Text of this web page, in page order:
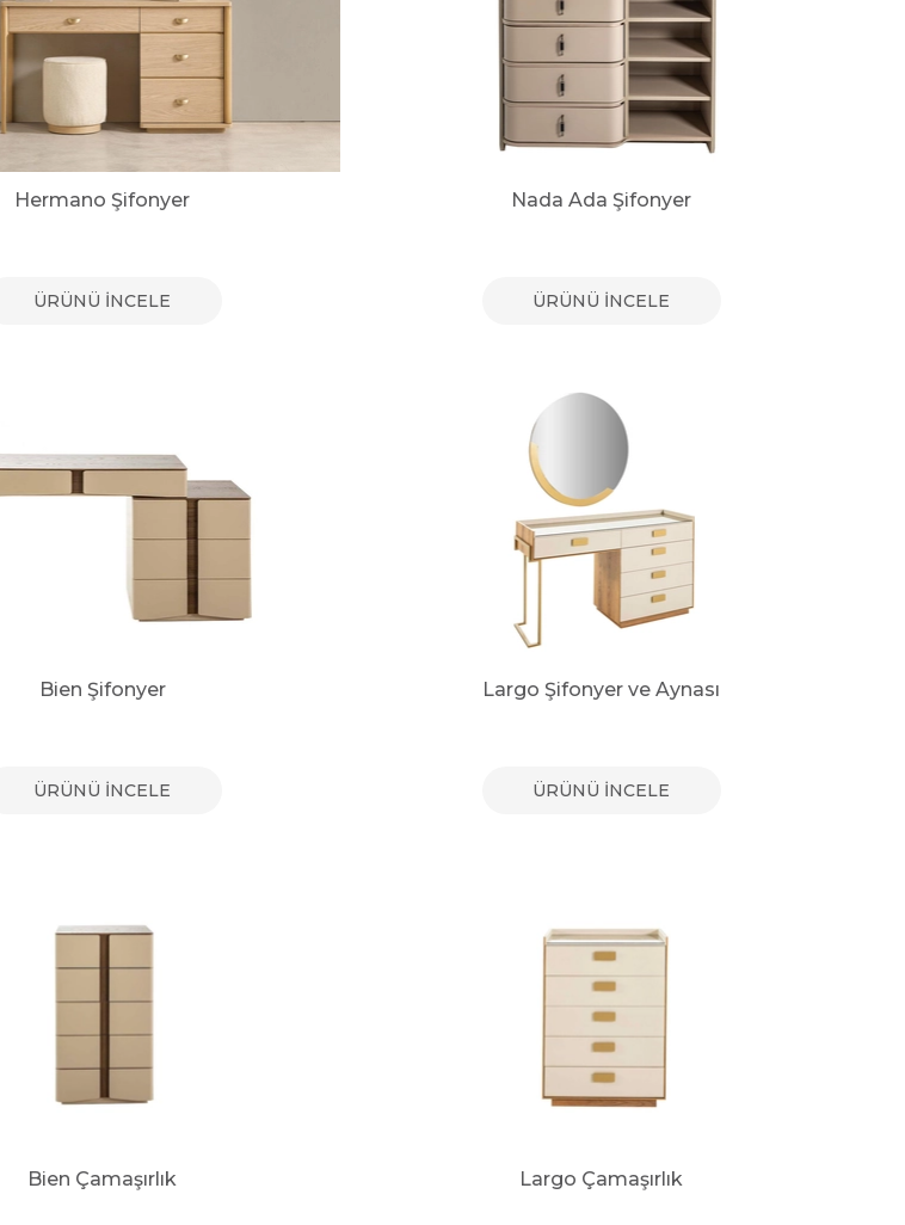
Hermano Şifonyer
ÜRÜNÜ İNCELE
Nada Ada Şifonyer
ÜRÜNÜ İNCELE
Bien Şifonyer
ÜRÜNÜ İNCELE
Largo Şifonyer ve Aynası
ÜRÜNÜ İNCELE
Bien Çamaşırlık Largo Çamaşırlık